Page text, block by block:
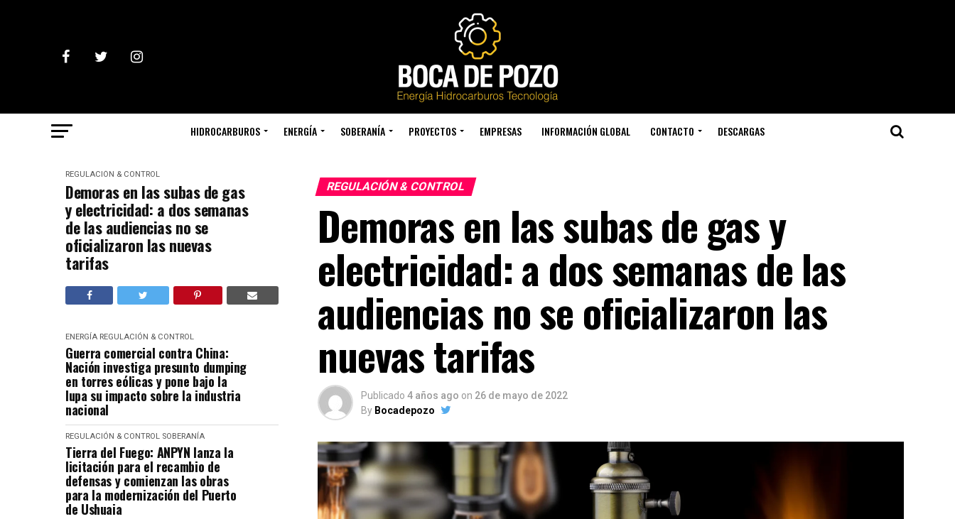
HIDROCARBUROS ENERGÍA SOBERANÍA PROYECTOS EMPRESAS INFORMACIÓN GLOBAL CONTACTO DESCARGAS
REGULACIÓN & CONTROL
Demoras en las subas de gas
y electricidad: a dos semanas
de las audiencias no se
oficializaron las nuevas
tarifas
ENERGÍA REGULACIÓN & CONTROL
Guerra comercial contra China:
Nación investiga presunto dumping
en torres eólicas y pone bajo la
lupa su impacto sobre la industria
nacional
REGULACIÓN & CONTROL SOBERANÍA
Tierra del Fuego: ANPYN lanza la
licitación para el recambio de
defensas y comienzan las obras
para la modernización del Puerto
de Ushuaia
REGULACIÓN & CONTROL
Demoras en las subas de gas y
electricidad: a dos semanas de las
audiencias no se oficializaron las
nuevas tarifas
Publicado 4 años ago on 26 de mayo de 2022
By Bocadepozo